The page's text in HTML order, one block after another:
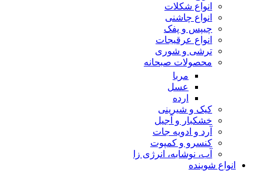
انواع شکلات
انواع چاشنی
چیپس و پفک
انواع عرقیجات
ترشی و شوری
محصولات صبحانه
مربا
عسل
ارده
کیک و شیرینی
خشکبار و آجیل
آرد و ادویه جات
کنسرو و کمپوت
آب، نوشابه، انرژی زا
انواع شوینده